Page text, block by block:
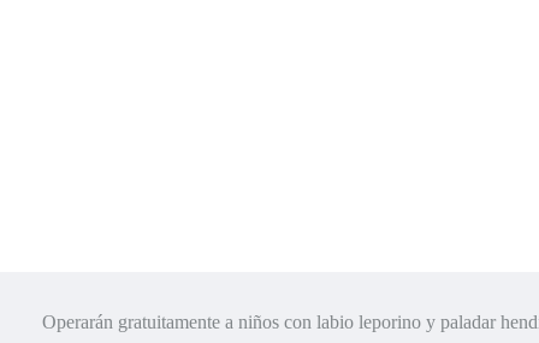
Operarán gratuitamente a niños con labio leporino y paladar